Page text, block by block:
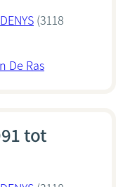
(3118
De Ras
tot